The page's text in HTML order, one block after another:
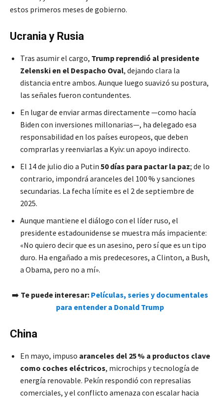
estos primeros meses de gobierno.
Ucrania y Rusia
Tras asumir el cargo, Trump reprendió al presidente
Zelenski en el Despacho Oval, dejando clara la
distancia entre ambos. Aunque luego suavizó su postura,
las señales fueron contundentes.
En lugar de enviar armas directamente —como hacía
Biden con inversiones millonarias—, ha delegado esa
responsabilidad en los países europeos, que deben
comprarlas y reenviarlas a Kyiv: un apoyo indirecto.
El 14 de julio dio a Putin 50 días para pactar la paz; de lo
contrario, impondrá aranceles del 100 % y sanciones
secundarias. La fecha límite es el 2 de septiembre de
2025.
Aunque mantiene el diálogo con el líder ruso, el
presidente estadounidense se muestra más impaciente:
«No quiero decir que es un asesino, pero sí que es un tipo
duro. Ha engañado a mis predecesores, a Clinton, a Bush,
a Obama, pero no a mí».
➡️ Te puede interesar: Películas, series y documentales
para entender a Donald Trump
China
En mayo, impuso aranceles del 25 % a productos clave
como coches eléctricos, microchips y tecnología de
energía renovable. Pekín respondió con represalias
comerciales, y el conflicto amenaza con escalar hacia